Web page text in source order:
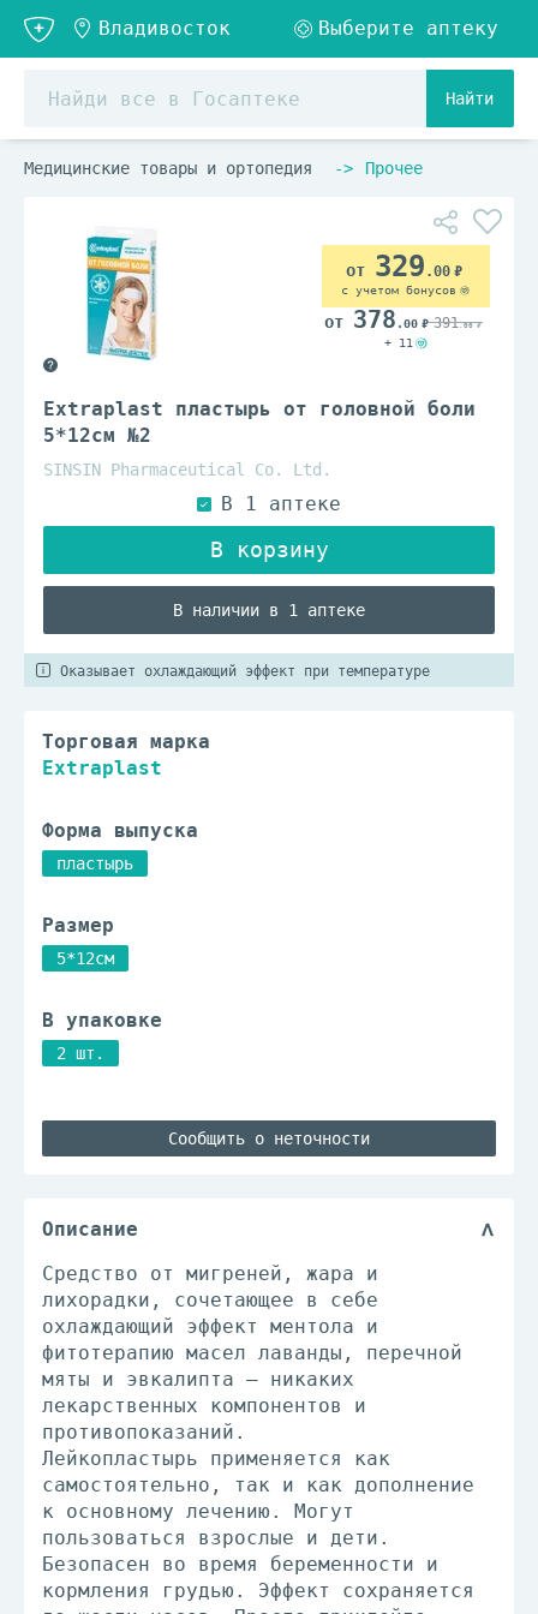
Найти
Медицинские товары и ортопедия Прочее
Extraplast пластырь от головной боли
5*12см №2
SINSIN Pharmaceutical Co. Ltd.
В наличии в 1 аптеке
329 .00
с учетом бонусов
378 .00 391.00
+ 11
Оказывает охлаждающий эффект при температуре
Торговая марка
Extraplast
Форма выпуска
пластырь
Размер
5*12см
В упаковке
2 шт.
Сообщить о неточности
Описание
Средство от мигреней, жара и
лихорадки, сочетающее в себе
охлаждающий эффект ментола и
фитотерапию масел лаванды, перечной
мяты и эвкалипта – никаких
лекарственных компонентов и
противопоказаний.
Лейкопластырь применяется как
самостоятельно, так и как дополнение
к основному лечению. Могут
пользоваться взрослые и дети.
Безопасен во время беременности и
кормления грудью. Эффект сохраняется